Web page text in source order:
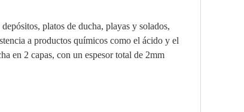
platos de ducha, playas y solados,
a productos químicos como el ácido y el
en 2 capas, con un espesor total de 2mm